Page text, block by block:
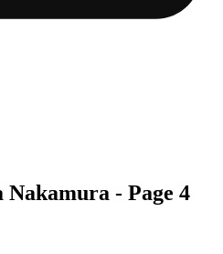
Nakamura - Page 4